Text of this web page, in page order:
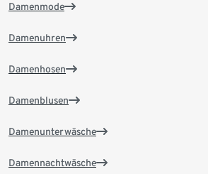
Damenmode
Damenuhren
Damenhosen
Damenblusen
Damenunterwäsche
Damennachtwäsche